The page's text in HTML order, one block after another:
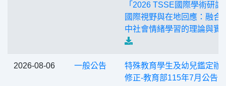
「2026 TSSE國際學術研討
國際視野與在地回應：融合
中社會情緒學習的理論與實
2026-08-06 一般公告
特殊教育學生及幼兒鑑定辦
修正-教育部115年7月公告